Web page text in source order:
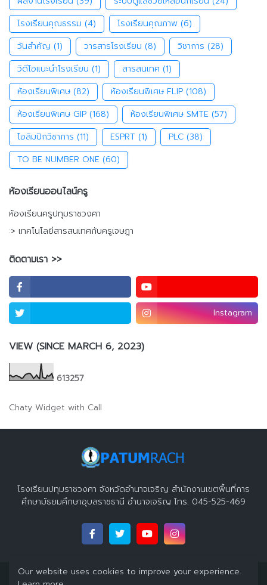
โรงเรียนคุณธรรม (4) โรงเรียนคุณภาพ (6)
วันสำคัญ (1) วารสารโรงเรียน (8) วิชาการ (28)
วิดีโอแนะนำโรงเรียน (1) สารสนเทศ (1)
ห้องเรียนพิเศษ (82) ห้องเรียนพิเศษ FLIP (108)
ห้องเรียนพิเศษ GIP (168) ห้องเรียนพิเศษ SMTE (57)
โอลิมปิกวิชาการ (11) ESPRT (1) PLC (38)
TO BE NUMBER ONE (60)
ห้องเรียนออนไลน์ครู
ห้องเรียนครูปทุมราชวงศา
:> เทคโนโลยีสารสนเทศกับครูเจษฎา
ติดตามเรา >>
Instagram
VIEW (SINCE MARCH 6, 2023)
613257
Chaty Widget with Call
โรงเรียนปทุมราชวงศา จังหวัดอำนาจเจริญ สำนักงานเขตพื้นที่การ
ศึกษามัธยมศึกษาอุบลราชธานี อำนาจเจริญ โทร. 045-525-469
Our website uses cookies to improve your experience.